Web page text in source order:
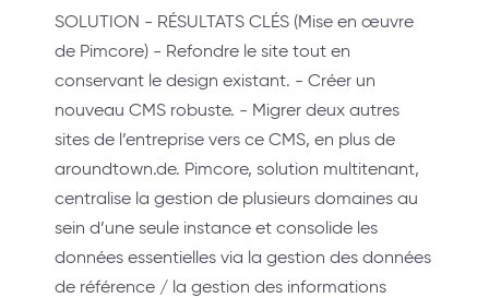
SOLUTION - RÉSULTATS CLÉS (Mise en œuvre
de Pimcore) - Refondre le site tout en
conservant le design existant. - Créer un
nouveau CMS robuste. - Migrer deux autres
sites de l’entreprise vers ce CMS, en plus de
aroundtown.de. Pimcore, solution multitenant,
centralise la gestion de plusieurs domaines au
sein d’une seule instance et consolide les
données essentielles via la gestion des données
de référence / la gestion des informations